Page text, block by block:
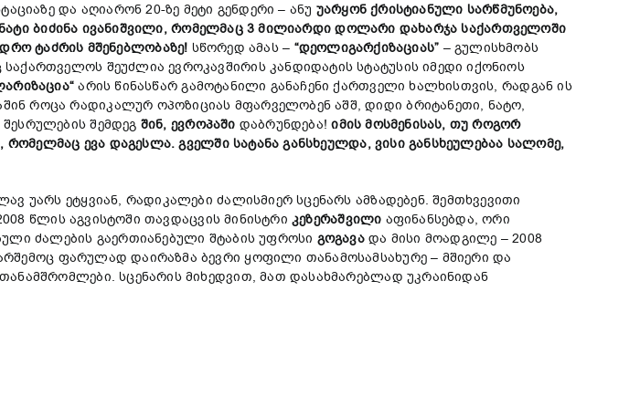
და აღიარონ 20-ზე მეტი გენდერი – ანუ უარყონ ქრისტიანული სარწმუნოება,
ბიძინა ივანიშვილი,რომელმაც 3მილიარდიდოლარი დახარჯასაქართველოში
ტაძრის მშენებლობაზე! სწორედ ამას – “დეოლიგარქიზაციას” – გულისხმობს
შეუძლია ევროკავშირის კანდიდატის სტატუსის იმედი იქონიოს
არის წინასწარ გამოტანილი განაჩენი ქართველი ხალხისთვის, რადგან ის
როცა რადიკალურ ოპოზიციას მფარველობენ აშშ, დიდი ბრიტანეთი, ნატო,
შემდეგ შინ, ევროპაში დაბრუნდება!იმის მოსმენისას, თუ როგორ
ევა დაგესლა. გველში სატანა განსხეულდა, ვისი განსხეულებაა სალომე,
ეტყვიან, რადიკალები ძალისმიერ სცენარს ამზადებენ. შემთხვევითი
წლის აგვისტოში თავდაცვის მინისტრიკეზერაშვილი აფინანსებდა, ორი
ძალების გაერთიანებული შტაბის უფროსი გოგავადა მისი მოადგილე – 2008
ფარულად დაირაზმა ბევრი ყოფილი თანამოსამსახურე – მშიერი და
სცენარის მიხედვით, მათ დასახმარებლად უკრაინიდან